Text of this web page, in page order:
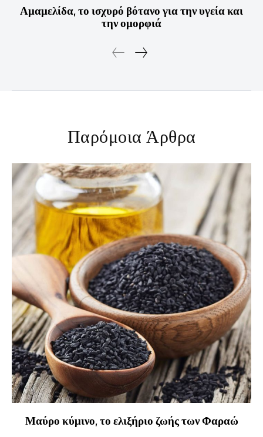
Αμαμελίδα, το ισχυρό βότανο για την υγεία και
την ομορφιά
Παρόμοια Άρθρα
Μαύρο κύμινο, το ελιξήριο ζωής των Φαραώ